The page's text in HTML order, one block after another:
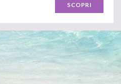
SCOPRI